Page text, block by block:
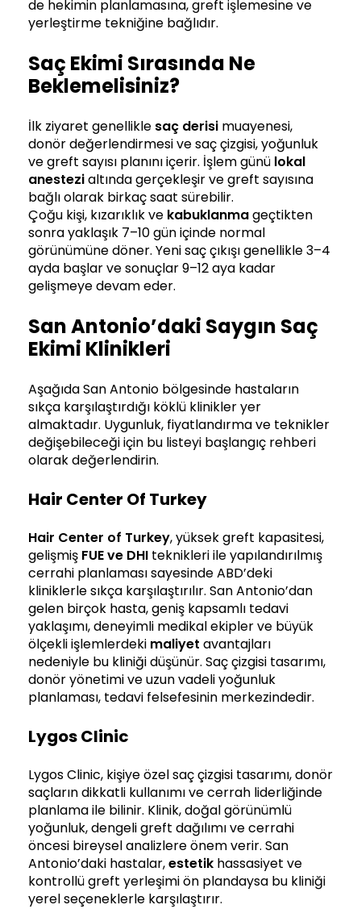
de hekimin planlamasına, greft işlemesine ve
yerleştirme tekniğine bağlıdır.
Saç Ekimi Sırasında Ne
Beklemelisiniz?
İlk ziyaret genellikle saç derisi muayenesi,
donör değerlendirmesi ve saç çizgisi, yoğunluk
ve greft sayısı planını içerir. İşlem günü lokal
anestezialtında gerçekleşir ve greft sayısına
bağlı olarak birkaç saat sürebilir.
Çoğu kişi, kızarıklık ve kabuklanmageçtikten
sonra yaklaşık 7–10 gün içinde normal
görünümüne döner. Yeni saç çıkışı genellikle 3–4
ayda başlar ve sonuçlar 9–12 aya kadar
gelişmeye devam eder.
San Antonio’daki Saygın Saç
Ekimi Klinikleri
Aşağıda San Antonio bölgesinde hastaların
sıkça karşılaştırdığı köklü klinikler yer
almaktadır. Uygunluk, fiyatlandırma ve teknikler
değişebileceği için bu listeyi başlangıç rehberi
olarak değerlendirin.
Hair Center Of Turkey
Hair Center of Turkey, yüksek greft kapasitesi,
gelişmiş FUE ve DHI teknikleri ile yapılandırılmış
cerrahi planlaması sayesinde ABD’deki
kliniklerle sıkça karşılaştırılır. San Antonio’dan
gelen birçok hasta, geniş kapsamlı tedavi
yaklaşımı, deneyimli medikal ekipler ve büyük
ölçekli işlemlerdeki maliyet avantajları
nedeniyle bu kliniği düşünür. Saç çizgisi tasarımı,
donör yönetimi ve uzun vadeli yoğunluk
planlaması, tedavi felsefesinin merkezindedir.
Lygos Clinic
Lygos Clinic, kişiye özel saç çizgisi tasarımı, donör
saçların dikkatli kullanımı ve cerrah liderliğinde
planlama ile bilinir. Klinik, doğal görünümlü
yoğunluk, dengeli greft dağılımı ve cerrahi
öncesi bireysel analizlere önem verir. San
Antonio’daki hastalar,estetik hassasiyet ve
kontrollü greft yerleşimi ön plandaysa bu kliniği
yerel seçeneklerle karşılaştırır.